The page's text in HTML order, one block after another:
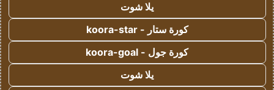
يلا شوت
كورة ستار - koora-star
كورة جول - koora-goal
يلا شوت